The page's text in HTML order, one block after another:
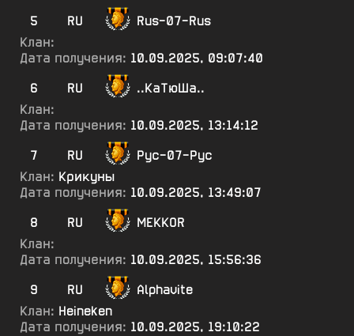
5
RU
Rus-07-Rus
Клан:
Дата получения: 10.09.2025, 09:07:40
6
RU
..КаТюШа..
Клан:
Дата получения: 10.09.2025, 13:14:12
7
RU
Рус-07-Рус
Клан: Крикуны
Дата получения: 10.09.2025, 13:49:07
8
RU
MEKKOR
Клан:
Дата получения: 10.09.2025, 15:56:36
9
RU
Alphavite
Клан: Heineken
Дата получения: 10.09.2025, 19:10:22